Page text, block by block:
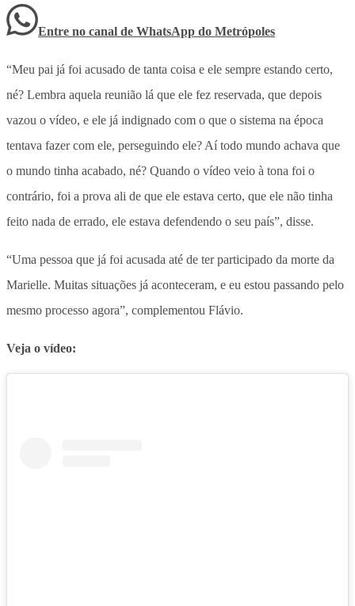
Entre no canal de WhatsApp do Metrópoles
“Meu pai já foi acusado de tanta coisa e ele sempre estando certo,
né? Lembra aquela reunião lá que ele fez reservada, que depois
vazou o vídeo, e ele já indignado com o que o sistema na época
tentava fazer com ele, perseguindo ele? Aí todo mundo achava que
o mundo tinha acabado, né? Quando o vídeo veio à tona foi o
contrário, foi a prova ali de que ele estava certo, que ele não tinha
feito nada de errado, ele estava defendendo o seu país”, disse.
“Uma pessoa que já foi acusada até de ter participado da morte da
Marielle. Muitas situações já aconteceram, e eu estou passando pelo
mesmo processo agora”, complementou Flávio.
Veja o vídeo: